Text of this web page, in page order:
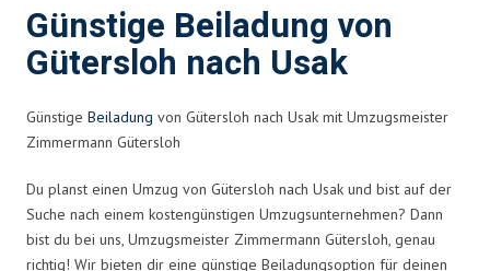
Günstige Beiladung von
Gütersloh nach Usak
Günstige Beiladung von Gütersloh nach Usak mit Umzugsmeister
Zimmermann Gütersloh
Du planst einen Umzug von Gütersloh nach Usak und bist auf der
Suche nach einem kostengünstigen Umzugsunternehmen? Dann
bist du bei uns, Umzugsmeister Zimmermann Gütersloh, genau
richtig! Wir bieten dir eine günstige Beiladungsoption für deinen